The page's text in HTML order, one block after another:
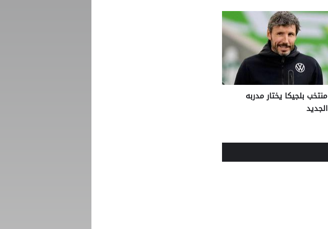
منتخب بلجيكا يختار مدربه
الجديد